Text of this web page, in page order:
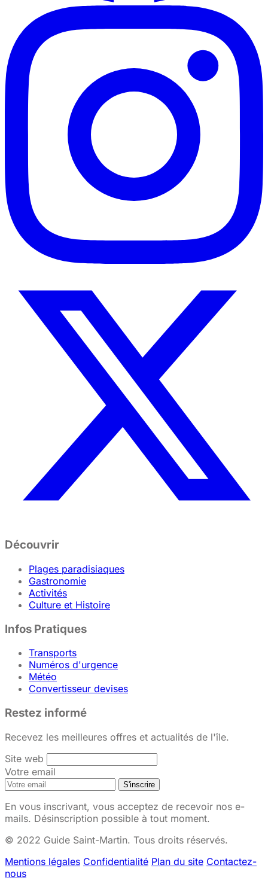
Découvrir
Plages paradisiaques
Gastronomie
Activités
Culture et Histoire
Infos Pratiques
Transports
Numéros d'urgence
Météo
Convertisseur devises
Restez informé
Recevez les meilleures offres et actualités de l'île.
Site web
Votre email
S'inscrire
En vous inscrivant, vous acceptez de recevoir nos e-
mails. Désinscription possible à tout moment.
© 2022 Guide Saint-Martin. Tous droits réservés.
Mentions légales Confidentialité Plan du site Contactez-
nous